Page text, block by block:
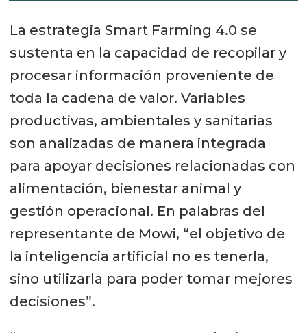
La estrategia Smart Farming 4.0 se
sustenta en la capacidad de recopilar y
procesar información proveniente de
toda la cadena de valor. Variables
productivas, ambientales y sanitarias
son analizadas de manera integrada
para apoyar decisiones relacionadas con
alimentación, bienestar animal y
gestión operacional. En palabras del
representante de Mowi, “el objetivo de
la inteligencia artificial no es tenerla,
sino utilizarla para poder tomar mejores
decisiones”.